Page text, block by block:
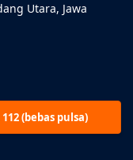
Utara, Jawa
112 (bebas pulsa)